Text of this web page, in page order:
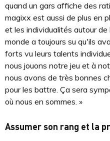
quand un gars affiche des
magixx est aussi de plus en
et les individualités autour
monde a toujours su qu'ils
forts vu leurs talents
nous jouons notre jeu et à
nous avons de très bonnes
pour les battre. Ça sera
où nous en sommes. »
Assumer son rang et la